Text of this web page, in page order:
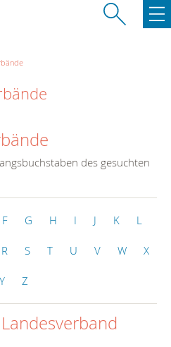
des gesuchten
F G H I J K L
R S T U V W X
Y Z
Landesverband